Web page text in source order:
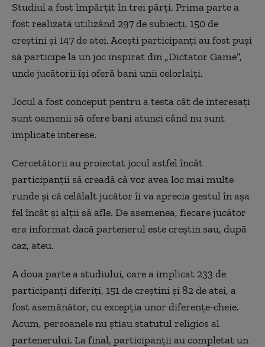
Studiul a fost împărțit în trei părți. Prima parte a
fost realizată utilizând 297 de subiecți, 150 de
creștini și 147 de atei. Acești participanți au fost puși
să participe la un joc inspirat din „Dictator Game”,
unde jucătorii își oferă bani unii celorlalți.
Jocul a fost conceput pentru a testa cât de interesați
sunt oamenii să ofere bani atunci când nu sunt
implicate interese.
Cercetătorii au proiectat jocul astfel încât
participanții să creadă că vor avea loc mai multe
runde și că celălalt jucător îi va aprecia gestul în așa
fel încât și alții să afle. De asemenea, fiecare jucător
era informat dacă partenerul este creștin sau, după
caz, ateu.
A doua parte a studiului, care a implicat 233 de
participanți diferiți, 151 de creștini și 82 de atei, a
fost asemănător, cu excepția unor diferențe-cheie.
Acum, persoanele nu știau statutul religios al
partenerului. La final, participanții au completat un